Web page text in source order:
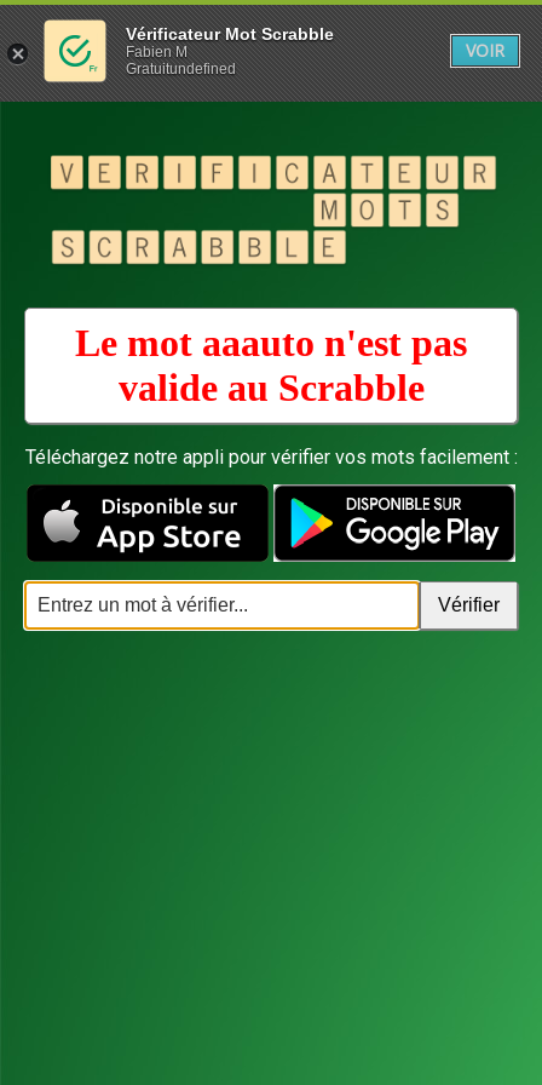
Le mot aaauto n'est pas
valide au Scrabble
Téléchargez notre appli pour vérifier vos mots facilement :
Vérificateur Mot Scrabble
Fabien M
Gratuitundefined
VOIR